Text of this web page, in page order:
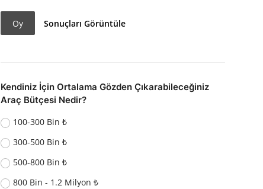
Oy Sonuçları Görüntüle
Kendiniz İçin Ortalama Gözden Çıkarabileceğiniz
Araç Bütçesi Nedir?
100-300 Bin ₺
300-500 Bin ₺
500-800 Bin ₺
800 Bin - 1.2 Milyon ₺